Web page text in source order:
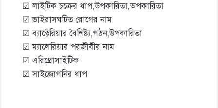
☑ লাইটিক চক্রের ধাপ,উপকারিতা,অপকারিতা
☑ ভাইরাসঘটিত রোগের নাম
☑ ব্যাক্টেরিয়ার বৈশিষ্ট্য,গঠন,উপকারিতা
☑ ম্যালেরিয়ার পরজীবীর নাম
☑ এরিথ্রোসাইটিক
☑ সাইজোগনির ধাপ